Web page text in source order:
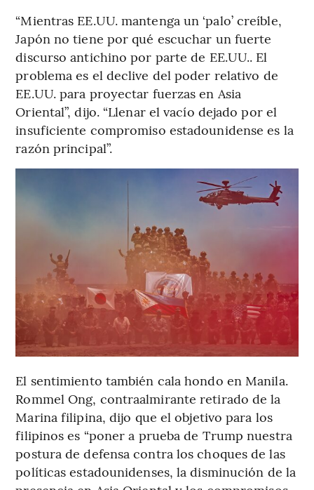
“Mientras EE.UU. mantenga un ‘palo’ creíble,
Japón no tiene por qué escuchar un fuerte
discurso antichino por parte de EE.UU.. El
problema es el declive del poder relativo de
EE.UU. para proyectar fuerzas en Asia
Oriental”, dijo. “Llenar el vacío dejado por el
insuficiente compromiso estadounidense es la
razón principal”.
El sentimiento también cala hondo en Manila.
Rommel Ong, contraalmirante retirado de la
Marina filipina, dijo que el objetivo para los
filipinos es “poner a prueba de Trump nuestra
postura de defensa contra los choques de las
políticas estadounidenses, la disminución de la